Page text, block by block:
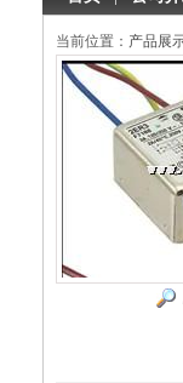
当前位置： 产品展